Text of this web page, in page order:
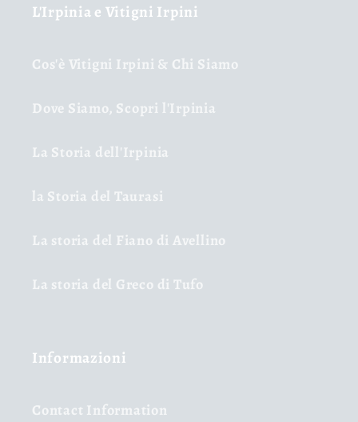
L'Irpinia e Vitigni Irpini
Cos'è Vitigni Irpini & Chi Siamo
Dove Siamo, Scopri l'Irpinia
La Storia dell'Irpinia
la Storia del Taurasi
La storia del Fiano di Avellino
La storia del Greco di Tufo
Informazioni
Contact Information